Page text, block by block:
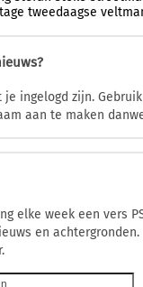
tweedaagse
ingelogd zijn.
aan te maken
elke week een vers
en achtergronden.